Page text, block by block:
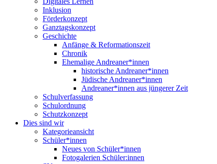
Inklusion
Förderkonzept
Ganztagskonzept
Geschichte
Anfänge & Reformationszeit
Chronik
Ehemalige Andreaner*innen
historische Andreaner*innen
Jüdische Andreaner*innen
Andreaner*innen aus jüngerer Zeit
Schulverfassung
Schulordnung
Schutzkonzept
Dies sind wir
Kategorieansicht
Schüler*innen
Neues von Schüler*innen
Fotogalerien Schüler:innen